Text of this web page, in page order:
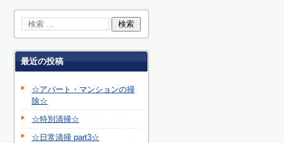
最近の投稿
☆アパート・マンションの掃
除☆
☆特別清掃☆
☆日常清掃 part3☆